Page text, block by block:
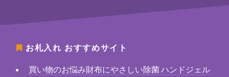
お札入れ おすすめサイト
買い物のお悩み財布にやさしい除菌 ハンドジェル